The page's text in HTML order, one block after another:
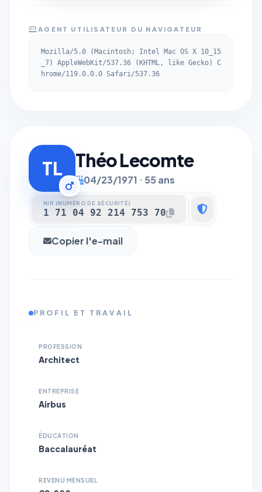
AGENT UTILISATEUR DU NAVIGATEUR
Mozilla/5.0 (Macintosh; Intel Mac OS X 10_15
_7) AppleWebKit/537.36 (KHTML, like Gecko) C
hrome/119.0.0.0 Safari/537.36
TL Théo Lecomte
04/23/1971 55 ans
NIR (NUMÉRO DE SÉCURITÉ)
1 71 04 92 214 753 70
Copier l'e-mail
PROFIL ET TRAVAIL
PROFESSION
Architect
ENTREPRISE
Airbus
ÉDUCATION
Baccalauréat
REVENU MENSUEL